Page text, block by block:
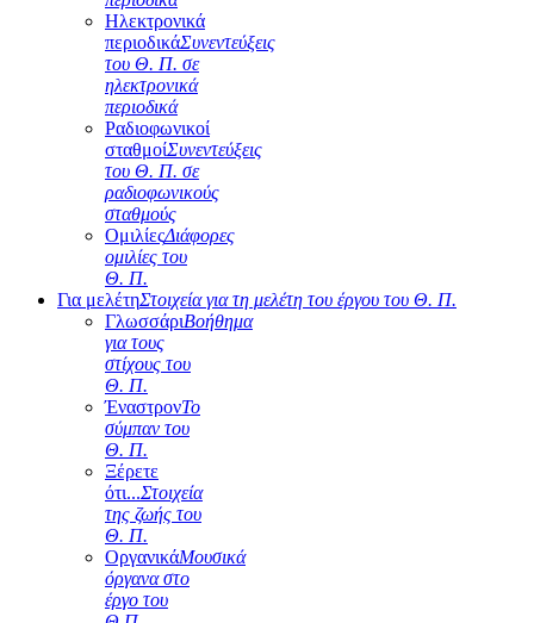
Ηλεκτρονικά
περιοδικάΣυνεντεύξεις
του Θ. Π. σε
ηλεκτρονικά
περιοδικά
Ραδιοφωνικοί
σταθμοίΣυνεντεύξεις
του Θ. Π. σε
ραδιοφωνικούς
σταθμούς
ΟμιλίεςΔιάφορες
ομιλίες του
Θ. Π.
Για μελέτηΣτοιχεία για τη μελέτη του έργου του Θ. Π.
ΓλωσσάριΒοήθημα
για τους
στίχους του
Θ. Π.
ΈναστρονΤο
σύμπαν του
Θ. Π.
Ξέρετε
ότι...Στοιχεία
της ζωής του
Θ. Π.
ΟργανικάΜουσικά
όργανα στο
έργο του